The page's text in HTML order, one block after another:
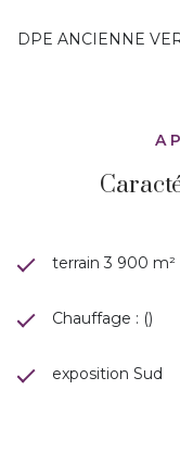
DPE ANCIENNE
A
terrain 3 900 m²
Chauffage : ()
exposition Sud